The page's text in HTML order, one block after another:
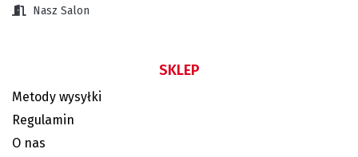
Nasz Salon
SKLEP
Metody wysyłki
Regulamin
O nas